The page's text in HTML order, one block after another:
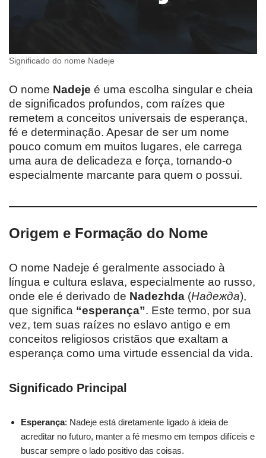
Significado do nome Nadeje
O nome Nadeje é uma escolha singular e cheia
de significados profundos, com raízes que
remetem a conceitos universais de esperança,
fé e determinação. Apesar de ser um nome
pouco comum em muitos lugares, ele carrega
uma aura de delicadeza e força, tornando-o
especialmente marcante para quem o possui.
Origem e Formação do Nome
O nome Nadeje é geralmente associado à
língua e cultura eslava, especialmente ao russo,
onde ele é derivado de Nadezhda (Надежда),
que significa “esperança”. Este termo, por sua
vez, tem suas raízes no eslavo antigo e em
conceitos religiosos cristãos que exaltam a
esperança como uma virtude essencial da vida.
Significado Principal
Esperança: Nadeje está diretamente ligado à ideia de
acreditar no futuro, manter a fé mesmo em tempos difíceis e
buscar sempre o lado positivo das coisas.